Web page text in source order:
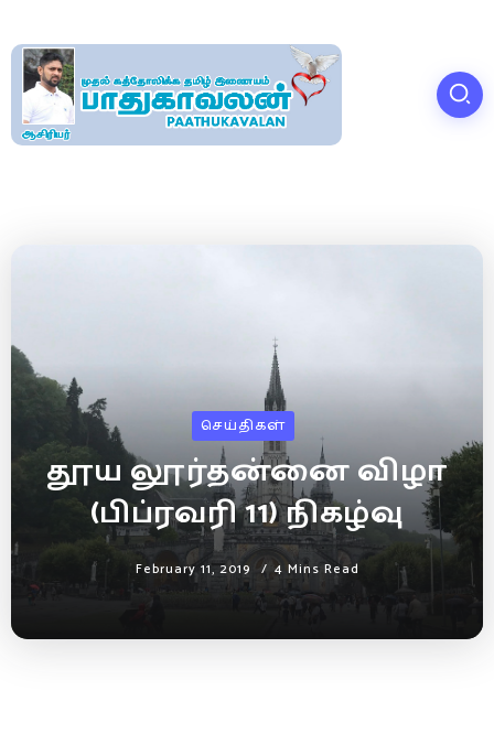
செய்திகள்
தூய லூர்தன்னை விழா
(பிப்ரவரி 11) நிகழ்வு
February 11, 2019 4 Mins Read